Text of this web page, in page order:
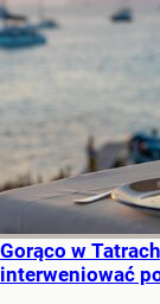
Gorąco w
interweniować